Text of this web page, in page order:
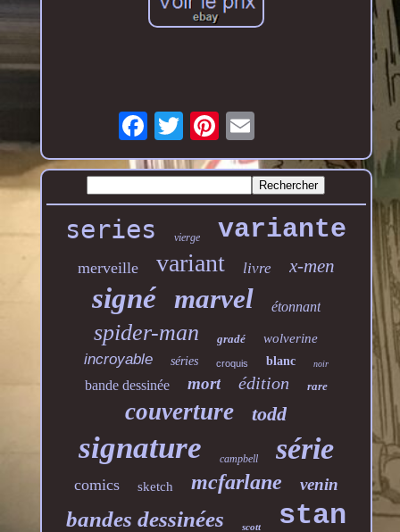
series vierge variante
merveille variant livre x-men
signé marvel étonnant
spider-man gradé wolverine
incroyable séries croquis blanc noir
bande dessinée mort édition rare
couverture todd
signature campbell série
comics sketch mcfarlane venin
bandes dessinées scott stan